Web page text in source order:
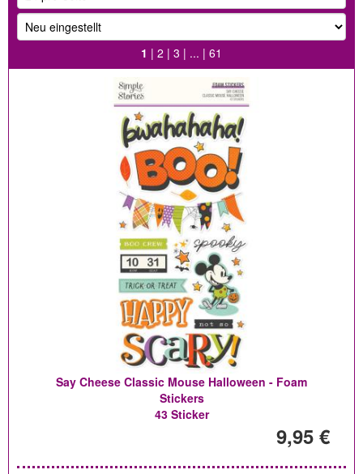
1 | 2 | 3 | ... | 61
Say Cheese Classic Mouse Halloween - Foam
Stickers
43 Sticker
9,95 €